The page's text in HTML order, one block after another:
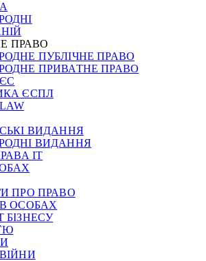
ПРАВО
ПУБЛІЧНЕ ПРАВО
ПРИВАТНЕ ПРАВО
ЄСПЛ
ВИДАННЯ
ВИДАННЯ
ІТ
ПРО ПРАВО
ОСОБАХ
БІЗНЕСУ